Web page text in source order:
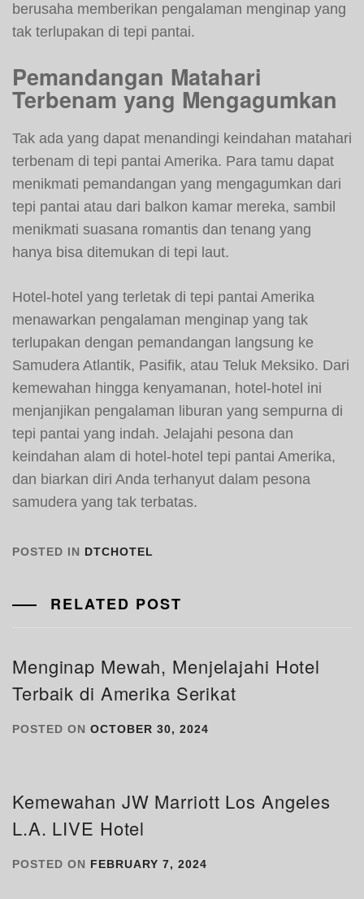
berusaha memberikan pengalaman menginap yang
tak terlupakan di tepi pantai.
Pemandangan Matahari
Terbenam yang Mengagumkan
Tak ada yang dapat menandingi keindahan matahari
terbenam di tepi pantai Amerika. Para tamu dapat
menikmati pemandangan yang mengagumkan dari
tepi pantai atau dari balkon kamar mereka, sambil
menikmati suasana romantis dan tenang yang
hanya bisa ditemukan di tepi laut.
Hotel-hotel yang terletak di tepi pantai Amerika
menawarkan pengalaman menginap yang tak
terlupakan dengan pemandangan langsung ke
Samudera Atlantik, Pasifik, atau Teluk Meksiko. Dari
kemewahan hingga kenyamanan, hotel-hotel ini
menjanjikan pengalaman liburan yang sempurna di
tepi pantai yang indah. Jelajahi pesona dan
keindahan alam di hotel-hotel tepi pantai Amerika,
dan biarkan diri Anda terhanyut dalam pesona
samudera yang tak terbatas.
POSTED IN DTCHOTEL
RELATED POST
Menginap Mewah, Menjelajahi Hotel
Terbaik di Amerika Serikat
POSTED ON OCTOBER 30, 2024
Kemewahan JW Marriott Los Angeles
L.A. LIVE Hotel
POSTED ON FEBRUARY 7, 2024